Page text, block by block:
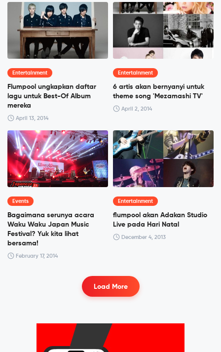
Entertainment
Flumpool ungkapkan daftar
lagu untuk Best-Of Album
mereka
April 13, 2014
Entertainment
6 artis akan bernyanyi untuk
theme song 'Mezamashi TV'
April 2, 2014
Events
Bagaimana serunya acara
Waku Waku Japan Music
Festival? Yuk kita lihat
bersama!
February 17, 2014
Entertainment
flumpool akan Adakan Studio
Live pada Hari Natal
December 4, 2013
Load More